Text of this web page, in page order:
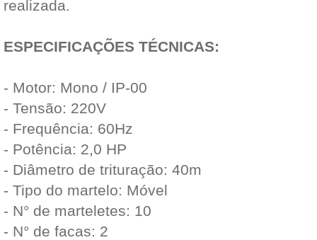
realizada.
ESPECIFICAÇÕES TÉCNICAS:
- Motor: Mono / IP-00
- Tensão: 220V
- Frequência: 60Hz
- Potência: 2,0 HP
- Diâmetro de trituração: 40m
- Tipo do martelo: Móvel
- N° de marteletes: 10
- N° de facas: 2